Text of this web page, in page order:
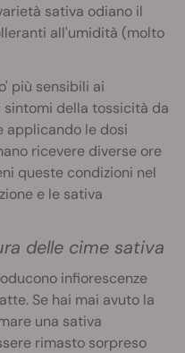
sativa odiano il
all'umidità (molto
più sensibili ai
della tossicità da
applicando le dosi
ricevere diverse ore
queste condizioni nel
e le sativa
delle cime sativa
infiorescenze
Se hai mai avuto la
una sativa
rimasto sorpreso